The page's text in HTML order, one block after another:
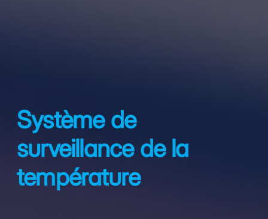
Système de
surveillance de la
température